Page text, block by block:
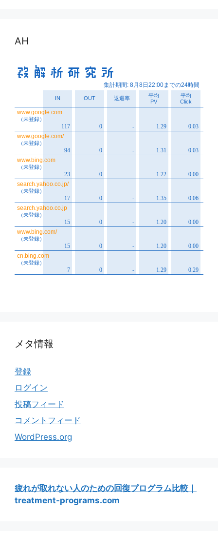
AH
メタ情報
登録
ログイン
投稿フィード
コメントフィード
WordPress.org
疲れが取れない人のための回復プログラム比較｜
treatment-programs.com